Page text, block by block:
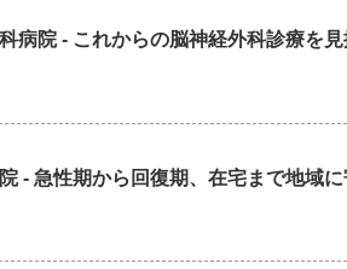
病院 - これからの脳神経外科診療を
- 急性期から回復期、在宅まで地域